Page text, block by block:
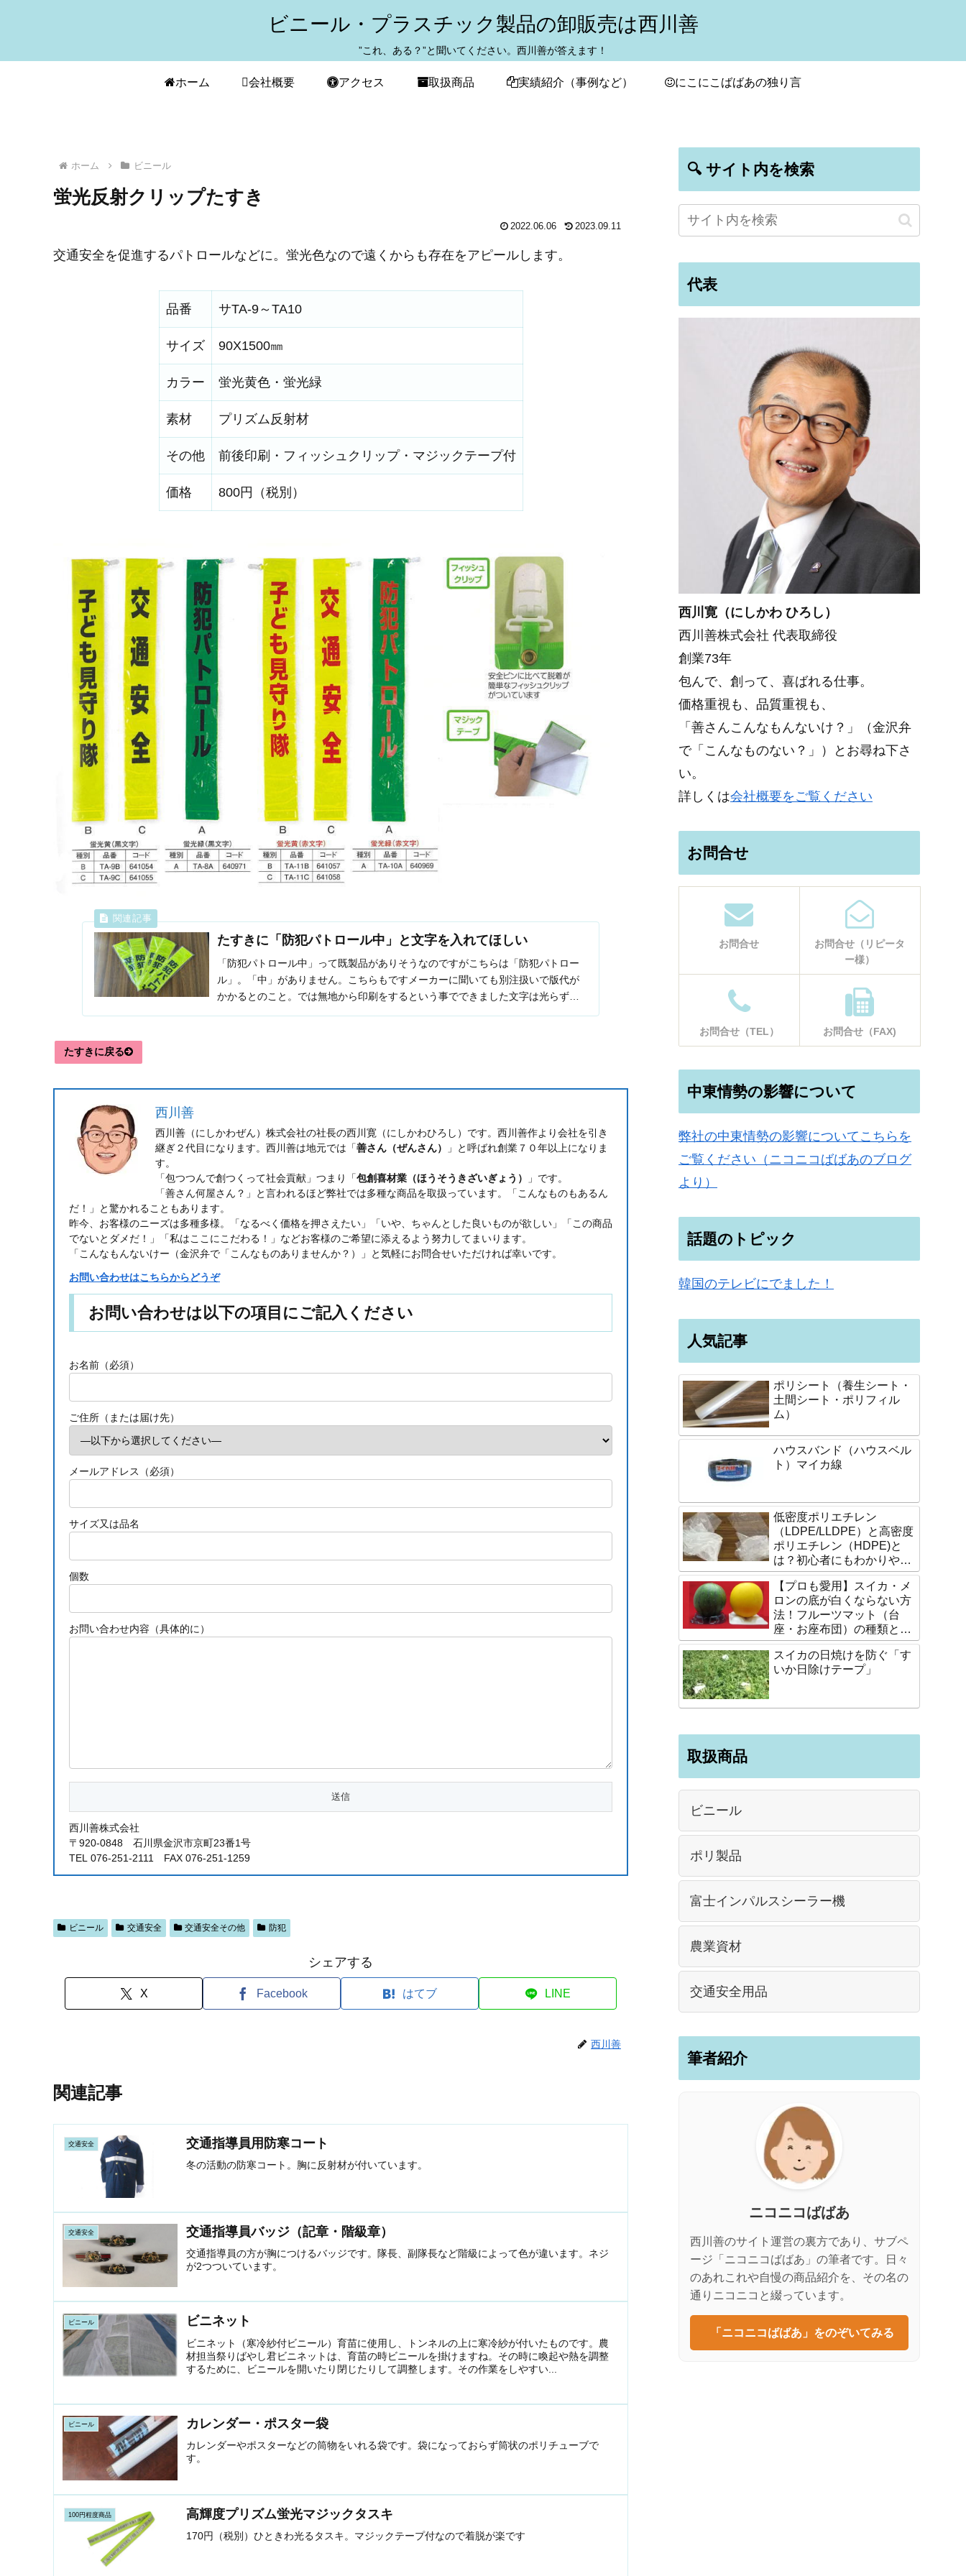
ビニール・プラスチック製品の卸販売は西川善
”これ、ある？”と聞いてください。西川善が答えます！
ホーム 会社概要 アクセス 取扱商品 実績紹介（事例など） にこにこばばあの独り言
ホーム ビニール
蛍光反射クリップたすき
2022.06.06 2023.09.11
交通安全を促進するパトロールなどに。蛍光色なので遠くからも存在をアピールします。
品番 サTA-9～TA10
サイズ 90X1500㎜
カラー 蛍光黄色・蛍光緑
素材 プリズム反射材
その他 前後印刷・フィッシュクリップ・マジックテープ付
価格 800円（税別）
たすきに「防犯パトロール中」と文字を入れてほしい
「防犯パトロール中」って既製品がありそうなのですがこちらは「防犯パトロー
ル」。「中」がありません。こちらもですメーカーに聞いても別注扱いで版代が
かかるとのこと。では無地から印刷をするという事でできました文字は光らず、
タスキ部分だけ反射します...
たすきに戻る
西川善
西川善（にしかわぜん）株式会社の社長の西川寛（にしかわひろし）です。西川善作より会社を引き
継ぎ２代目になります。西川善は地元では「善さん（ぜんさん）
」と呼ばれ創業７０年以上になりま
す。
「包つつんで創つくって社会貢献」つまり「包創喜材業（ほうそうきざいぎょう）
」です。
「善さん何屋さん？」と言われるほど弊社では多種な商品を取扱っています。「こんなものもあるん
だ！」と驚かれることもあります。
昨今、お客様のニーズは多種多様。「なるべく価格を押さえたい」「いや、ちゃんとした良いものが欲しい」「この商品
でないとダメだ！」「私はここにこだわる！」などお客様のご希望に添えるよう努力してまいります。
「こんなもんないけー（金沢弁で「こんなものありませんか？）」と気軽にお問合せいただければ幸いです。
お問い合わせはこちらからどうぞ
お問い合わせは以下の項目にご記入ください
お名前（必須）
ご住所（または届け先）
メールアドレス（必須）
サイズ又は品名
個数
お問い合わせ内容（具体的に）
西川善株式会社
〒920-0848 石川県金沢市京町23番1号
TEL 076-251-2111 FAX 076-251-1259
ビニール 交通安全 交通安全その他 防犯
シェアする
X Facebook はてブ LINE
西川善
関連記事
交通安全 交通指導員用防寒コート
冬の活動の防寒コート。胸に反射材が付いています。
交通安全 交通指導員バッジ（記章・階級章）
交通指導員の方が胸につけるバッジです。隊長、副隊長など階級によって色が違います。ネジ
が2つついています。
ビニール ビニネット
ビニネット（寒冷紗付ビニール）育苗に使用し、トンネルの上に寒冷紗が付いたものです。農
材担当祭りばやし君ビニネットは、育苗の時ビニールを掛けますね。その時に喚起や熱を調整
するために、ビニールを開いたり閉じたりして調整します。その作業をしやすい...
ビニール カレンダー・ポスター袋
カレンダーやポスターなどの筒物をいれる袋です。袋になっておらず筒状のポリチューブで
す。
100円程度商品 高輝度プリズム蛍光マジックタスキ
170円（税別）ひときわ光るタスキ。マジックテープ付なので着脱が楽です
🔍 サイト内を検索
代表
西川寛（にしかわ ひろし）
西川善株式会社 代表取締役
創業73年
包んで、創って、喜ばれる仕事。
価格重視も、品質重視も、
「善さんこんなもんないけ？」（金沢弁
で「こんなものない？」）とお尋ね下さ
い。
詳しくは会社概要をご覧ください
お問合せ
お問合せ
お問合せ（リピータ
ー様）
お問合せ（TEL） お問合せ（FAX)
中東情勢の影響について
弊社の中東情勢の影響についてこちらを
ご覧ください（ニコニコばばあのブログ
より）
話題のトピック
韓国のテレビにでました！
人気記事
ポリシート（養生シート・
土間シート・ポリフィル
ム）
ハウスバンド（ハウスベル
ト）マイカ線
低密度ポリエチレン
（LDPE/LLDPE）と高密度
ポリエチレン（HDPE)と
は？初心者にもわかりやす
く説明します。
【プロも愛用】スイカ・メ
ロンの底が白くならない方
法！フルーツマット（台
座・お座布団）の種類と選
び方
スイカの日焼けを防ぐ「す
いか日除けテープ」
取扱商品
ビニール
ポリ製品
富士インパルスシーラー機
農業資材
交通安全用品
筆者紹介
ニコニコばばあ
西川善のサイト運営の裏方であり、サブペ
ージ「ニコニコばばあ」の筆者です。日々
のあれこれや自慢の商品紹介を、その名の
通りニコニコと綴っています。
「ニコニコばばあ」をのぞいてみる